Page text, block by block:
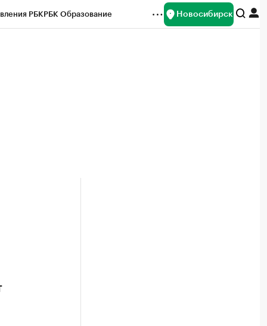
РБКРБК Образование Новосибирск